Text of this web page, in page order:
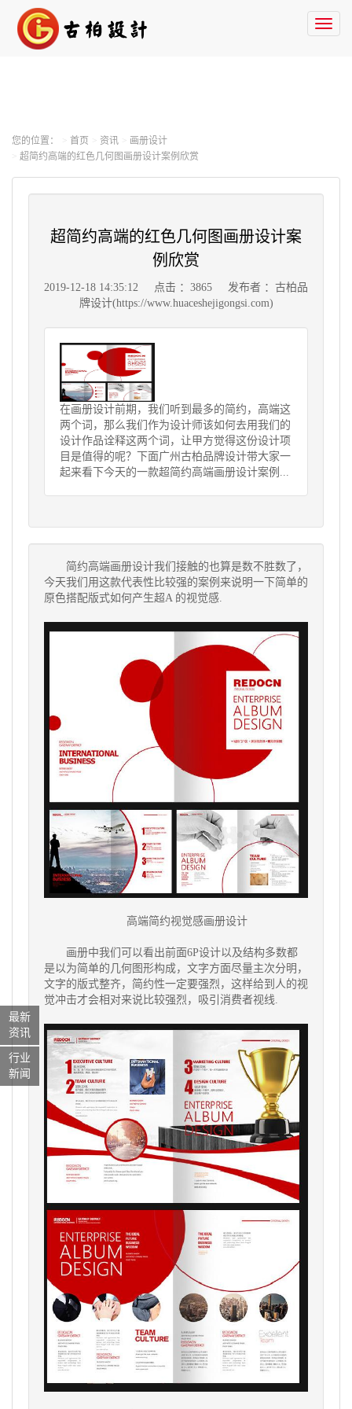
您的位置： 首页 资讯
画册设计
超简约高端的红色几何图画册设计案例欣赏
超简约高端的红色几何图画册设计案
例欣赏
2019-12-18 14:35:12 点击 ：3865
发布者 ：古柏品
牌设计(https://www.huaceshejigongsi.com)
在画册设计前期，我们听到最多的简约，高端这
两个词，那么我们作为设计师该如何去用我们的
设计作品诠释这两个词，让甲方觉得这份设计项
目是值得的呢？下面广州古柏品牌设计带大家一
起来看下今天的一款超简约高端画册设计案例...
简约高端画册设计我们接触的也算是数不胜数了，
今天我们用这款代表性比较强的案例来说明一下简单的
原色搭配版式如何产生超A 的视觉感.
高端简约视觉感画册设计
画册中我们可以看出前面6P设计以及结构多数都
是以为简单的几何图形构成，文字方面尽量主次分明，
文字的版式整齐，简约性一定要强烈，这样给到人的视
觉冲击才会相对来说比较强烈，吸引消费者视线.
最新
资讯
行业
新闻